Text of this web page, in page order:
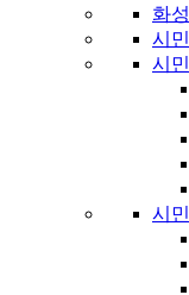
화
시
시
시